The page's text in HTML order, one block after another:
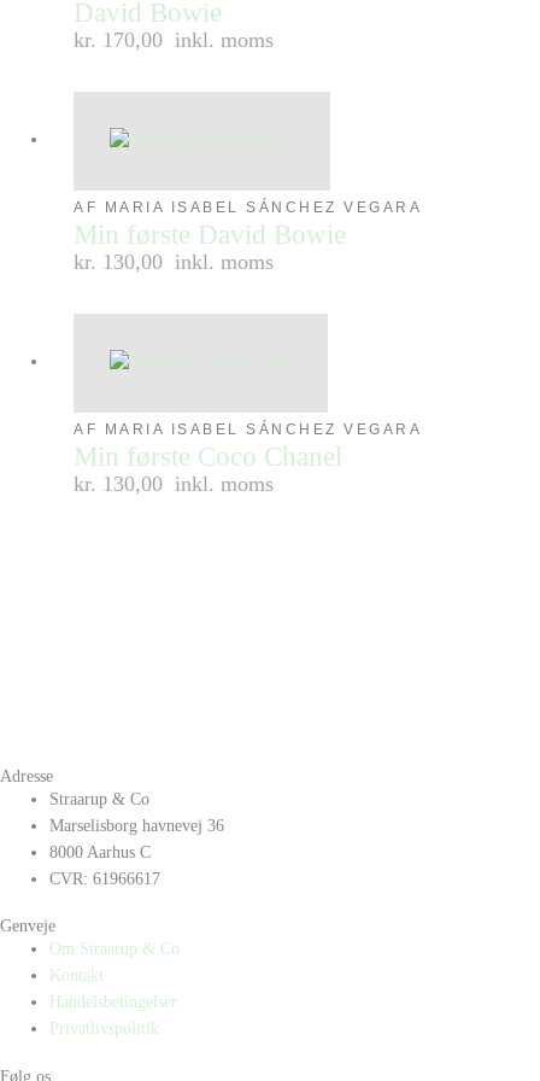
David Bowie
kr. 170,00 inkl. moms
AF MARIA ISABEL SÁNCHEZ VEGARA
Min første David Bowie
kr. 130,00 inkl. moms
AF MARIA ISABEL SÁNCHEZ VEGARA
Min første Coco Chanel
kr. 130,00 inkl. moms
Adresse
Straarup & Co
Marselisborg havnevej 36
8000 Aarhus C
CVR: 61966617
Genveje
Om Straarup & Co
Kontakt
Handelsbetingelser
Privatlivspolitik
Følg os